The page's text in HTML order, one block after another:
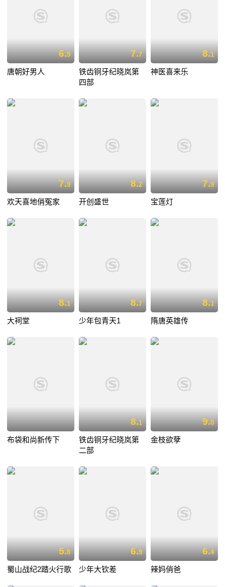
6.9
唐朝好男人
7.7
铁齿铜牙纪晓岚第
四部
8.1
神医喜来乐
7.9
欢天喜地俏冤家
8.2
开创盛世
7.9
宝莲灯
8.1
大祠堂
8.7
少年包青天1
8.1
隋唐英雄传
布袋和尚新传下
8.1
铁齿铜牙纪晓岚第
二部
9.0
金枝欲孽
5.8
蜀山战纪2踏火行歌
6.9
少年大钦差
6.4
辣妈俏爸